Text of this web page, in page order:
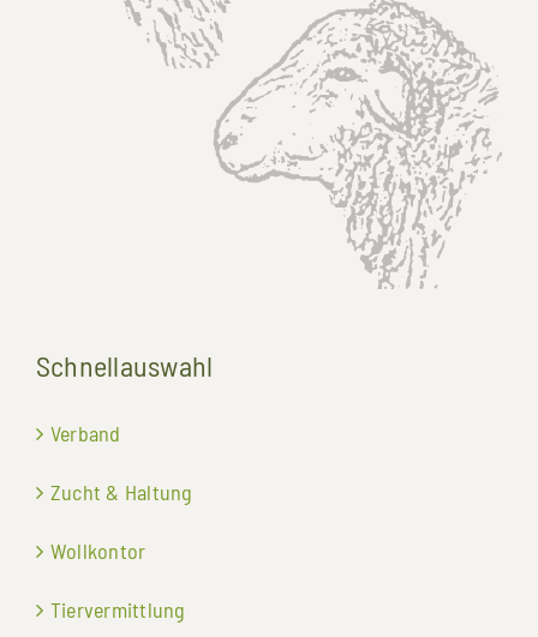
Schnellauswahl
Verband
Zucht & Haltung
Wollkontor
Tiervermittlung